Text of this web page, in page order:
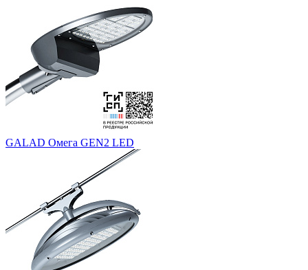
GALAD Омега GEN2 LED